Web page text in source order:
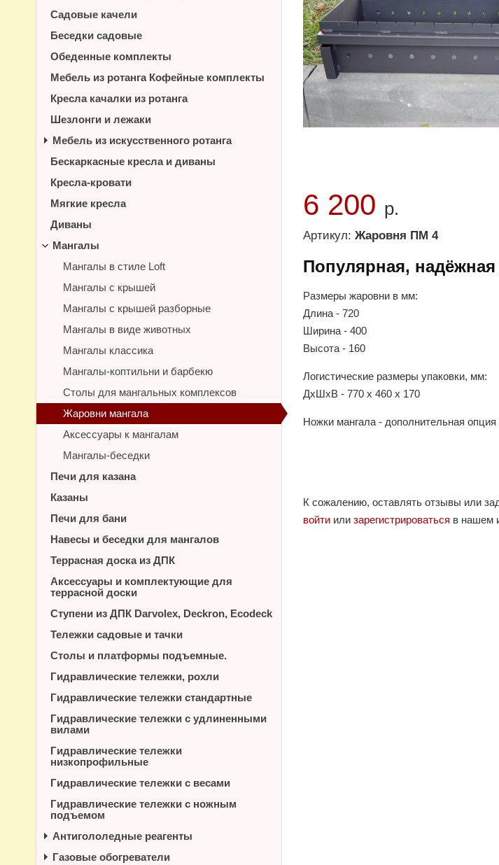
6 200 р.
Артикул: Жаровня ПМ 4
Популярная,
Размеры жаровни в мм:
Длина - 720
Ширина - 400
Высота - 160
Логистические размеры упаковки, мм:
ДхШхВ - 770 х 460 х 170
Ножки мангала - дополнительная опция
К сожалению, оставлять отзывы или
войти или зарегистрироваться в нашем
Садовые качели
Беседки садовые
Обеденные комплекты
Мебель из ротанга Кофейные комплекты
Кресла качалки из ротанга
Шезлонги и лежаки
Мебель из искусственного ротанга
Бескаркасные кресла и диваны
Кресла-кровати
Мягкие кресла
Диваны
Мангалы
Мангалы в стиле Loft
Мангалы с крышей
Мангалы с крышей разборные
Мангалы в виде животных
Мангалы классика
Мангалы-коптильни и барбекю
Столы для мангальных комплексов
Жаровни мангала
Аксессуары к мангалам
Мангалы-беседки
Печи для казана
Казаны
Печи для бани
Навесы и беседки для мангалов
Террасная доска из ДПК
Аксессуары и комплектующие для
террасной доски
Ступени из ДПК Darvolex, Deckron, Ecodeck
Тележки садовые и тачки
Столы и платформы подъемные.
Гидравлические тележки, рохли
Гидравлические тележки стандартные
Гидравлические тележки с удлиненными
вилами
Гидравлические тележки
низкопрофильные
Гидравлические тележки с весами
Гидравлические тележки с ножным
подъемом
Антигололедные реагенты
Газовые обогреватели